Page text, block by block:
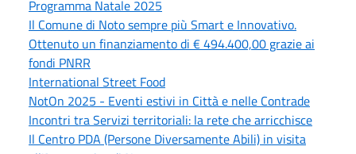
Programma Natale 2025
Il Comune di Noto sempre più Smart e Innovativo.
Ottenuto un finanziamento di € 494.400,00 grazie ai
fondi PNRR
International Street Food
NotOn 2025 - Eventi estivi in Città e nelle Contrade
Incontri tra Servizi territoriali: la rete che arricchisce
Il Centro PDA (Persone Diversamente Abili) in visita